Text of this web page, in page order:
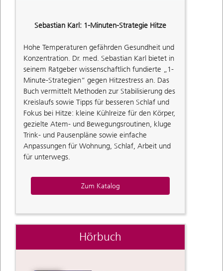
Sebastian Karl: 1-Minuten-Strategie Hitze
Hohe Temperaturen gefährden Gesundheit und
Konzentration. Dr. med. Sebastian Karl bietet in
seinem Ratgeber wissenschaftlich fundierte „1-
Minute-Strategien“ gegen Hitzestress an. Das
Buch vermittelt Methoden zur Stabilisierung des
Kreislaufs sowie Tipps für besseren Schlaf und
Fokus bei Hitze: kleine Kühlreize für den Körper,
gezielte Atem- und Bewegungsroutinen, kluge
Trink- und Pausenpläne sowie einfache
Anpassungen für Wohnung, Schlaf, Arbeit und
für unterwegs.
Zum Katalog
Hörbuch